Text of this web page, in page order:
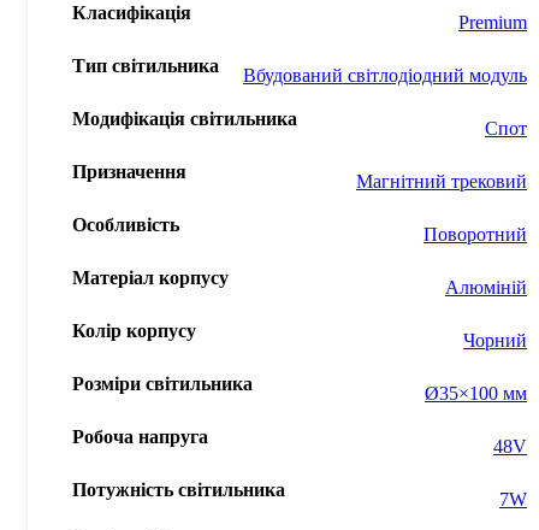
Класифікація Premium
Тип світильника Вбудований світлодіодний модуль
Модифікація світильника Спот
Призначення Магнітний трековий
Особливість Поворотний
Матеріал корпусу Алюміній
Колір корпусу Чорний
Розміри світильника Ø35×100 мм
Робоча напруга 48V
Потужність світильника 7W